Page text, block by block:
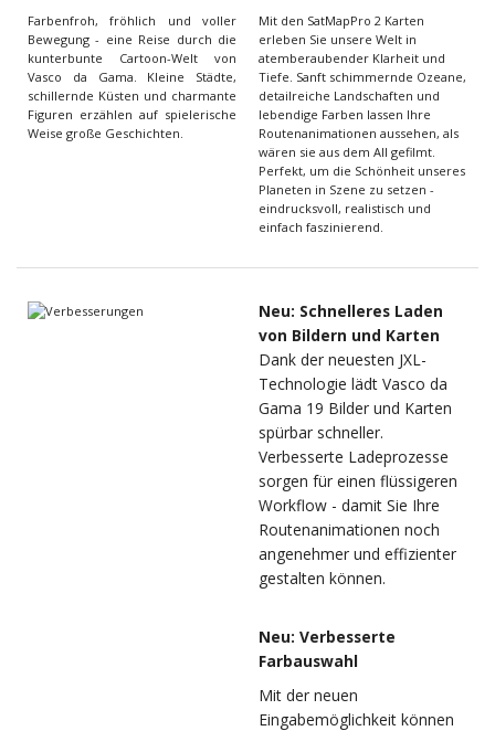
Farbenfroh, fröhlich und voller
Bewegung - eine Reise durch die
kunterbunte Cartoon-Welt von
Vasco da Gama. Kleine Städte,
schillernde Küsten und charmante
Figuren erzählen auf spielerische
Weise große Geschichten.
Mit den SatMapPro 2 Karten
erleben Sie unsere Welt in
atemberaubender Klarheit und
Tiefe. Sanft schimmernde Ozeane,
detailreiche Landschaften und
lebendige Farben lassen Ihre
Routenanimationen aussehen, als
wären sie aus dem All gefilmt.
Perfekt, um die Schönheit unseres
Planeten in Szene zu setzen -
eindrucksvoll, realistisch und
einfach faszinierend.
Neu: Schnelleres Laden
von Bildern und Karten
Dank der neuesten JXL-
Technologie lädt Vasco da
Gama 19 Bilder und Karten
spürbar schneller.
Verbesserte Ladeprozesse
sorgen für einen flüssigeren
Workflow - damit Sie Ihre
Routenanimationen noch
angenehmer und effizienter
gestalten können.
Neu: Verbesserte
Farbauswahl
Mit der neuen
Eingabemöglichkeit können